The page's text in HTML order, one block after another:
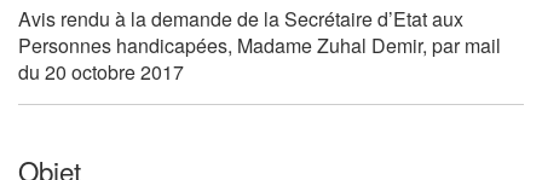
Avis rendu à la demande de la Secrétaire d’Etat aux
Personnes handicapées, Madame Zuhal Demir, par mail
du 20 octobre 2017
Objet